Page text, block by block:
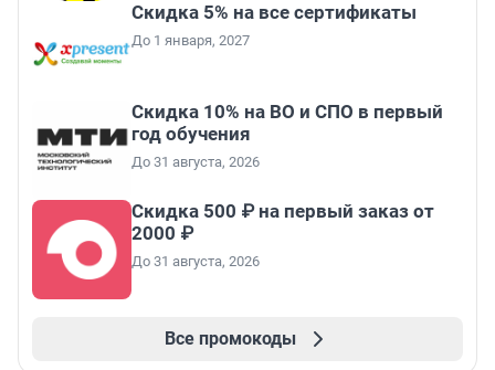
Скидка 5% на все сертификаты
До 1 января, 2027
Скидка 10% на ВО и СПО в первый
год обучения
До 31 августа, 2026
Скидка 500 ₽ на первый заказ от
2000 ₽
До 31 августа, 2026
Все промокоды